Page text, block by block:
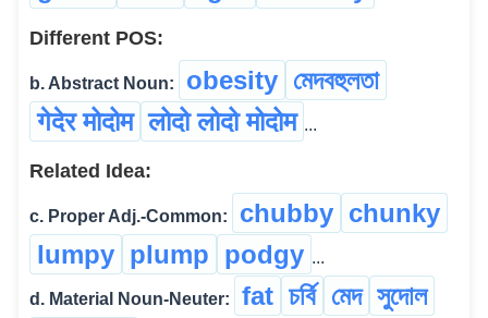
Different POS:
b. Abstract Noun: obesity মেদবহুলতা
गेदेर मोदोम लोदो लोदो मोदोम ...
Related Idea:
c. Proper Adj.-Common: chubby chunky
lumpy plump podgy ...
d. Material Noun-Neuter: fat চৰ্বি মেদ সুদোল